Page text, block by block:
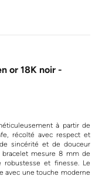
or 18K noir -
à partir de
récolté avec respect et
sincérité et de douceur
mesure 8 mm de
et finesse. Le
avec une touche moderne